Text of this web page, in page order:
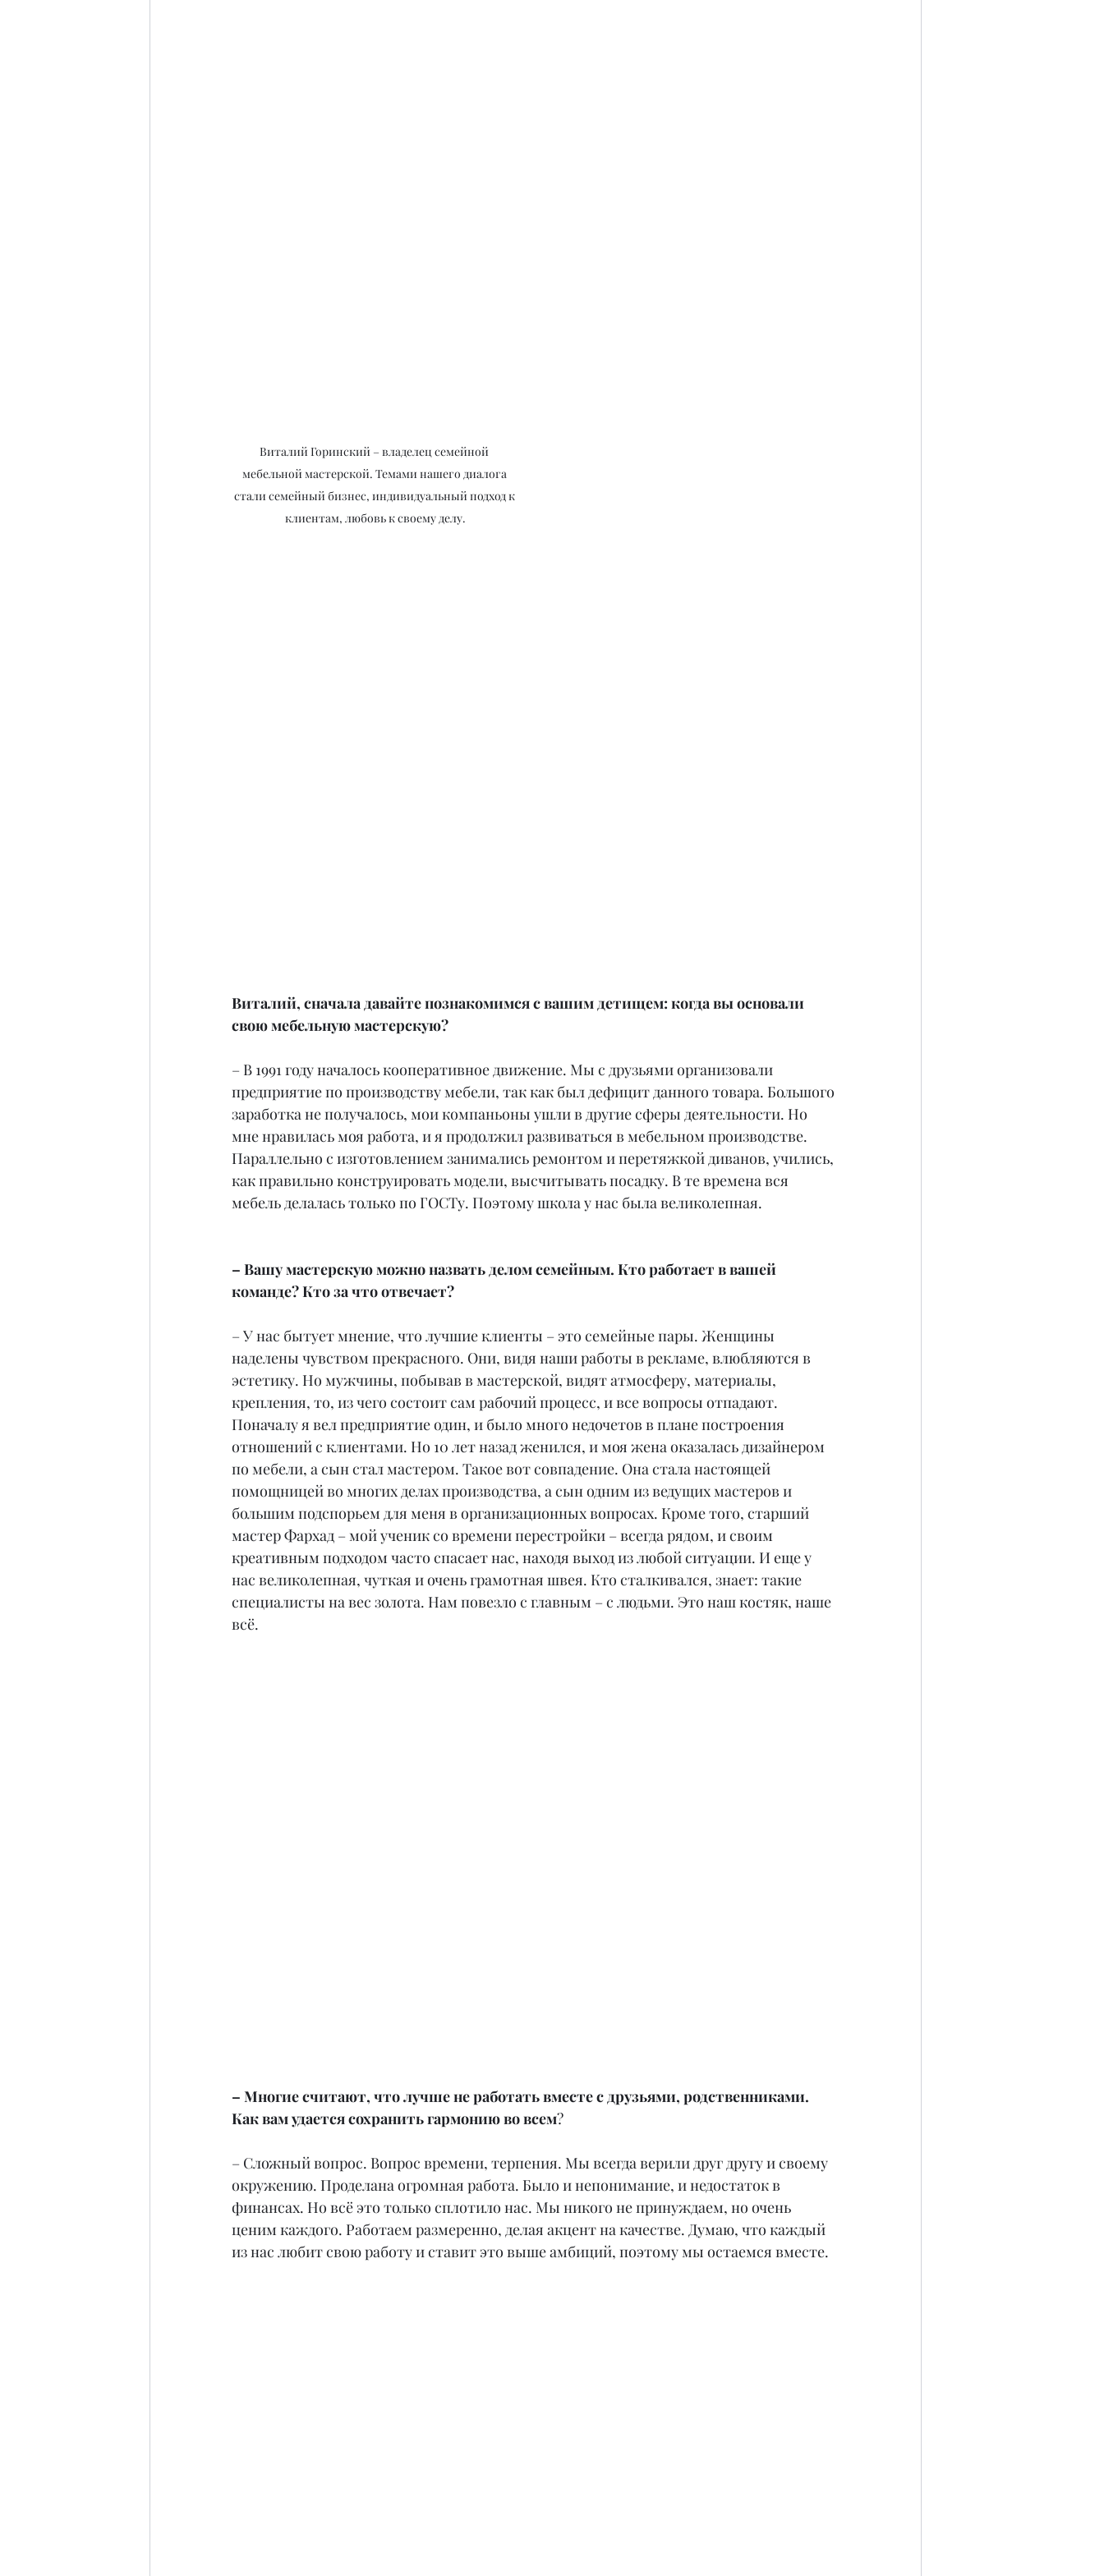
Виталий Горинский – владелец семейной
мебельной мастерской. Темами нашего диалога
стали семейный бизнес, индивидуальный подход к
клиентам, любовь к своему делу.
Виталий, сначала давайте познакомимся с вашим детищем: когда вы основали
свою мебельную мастерскую?
– В 1991 году началось кооперативное движение. Мы с друзьями организовали
предприятие по производству мебели, так как был дефицит данного товара. Большого
заработка не получалось, мои компаньоны ушли в другие сферы деятельности. Но
мне нравилась моя работа, и я продолжил развиваться в мебельном производстве.
Параллельно с изготовлением занимались ремонтом и перетяжкой диванов, учились,
как правильно конструировать модели, высчитывать посадку. В те времена вся
мебель делалась только по ГОСТу. Поэтому школа у нас была великолепная.
– Вашу мастерскую можно назвать делом семейным. Кто работает в вашей
команде? Кто за что отвечает?
– У нас бытует мнение, что лучшие клиенты – это семейные пары. Женщины
наделены чувством прекрасного. Они, видя наши работы в рекламе, влюбляются в
эстетику. Но мужчины, побывав в мастерской, видят атмосферу, материалы,
крепления, то, из чего состоит сам рабочий процесс, и все вопросы отпадают.
Поначалу я вел предприятие один, и было много недочетов в плане построения
отношений с клиентами. Но 10 лет назад женился, и моя жена оказалась дизайнером
по мебели, а сын стал мастером. Такое вот совпадение. Она стала настоящей
помощницей во многих делах производства, а сын одним из ведущих мастеров и
большим подспорьем для меня в организационных вопросах. Кроме того, старший
мастер Фархад – мой ученик со времени перестройки – всегда рядом, и своим
креативным подходом часто спасает нас, находя выход из любой ситуации. И еще у
нас великолепная, чуткая и очень грамотная швея. Кто сталкивался, знает: такие
специалисты на вес золота. Нам повезло с главным – с людьми. Это наш костяк, наше
всё.
– Многие считают, что лучше не работать вместе с друзьями, родственниками.
Как вам удается сохранить гармонию во всем?
– Сложный вопрос. Вопрос времени, терпения. Мы всегда верили друг другу и своему
окружению. Проделана огромная работа. Было и непонимание, и недостаток в
финансах. Но всё это только сплотило нас. Мы никого не принуждаем, но очень
ценим каждого. Работаем размеренно, делая акцент на качестве. Думаю, что каждый
из нас любит свою работу и ставит это выше амбиций, поэтому мы остаемся вместе.